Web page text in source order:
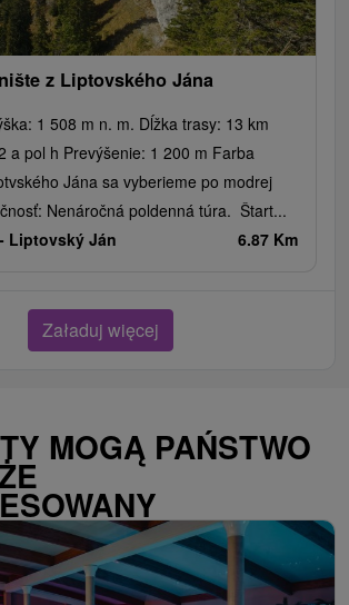
z Liptovského Jána
1 508 m n. m. Dĺžka trasy: 13 km
a pol h Prevýšenie: 1 200 m Farba
Jána sa vyberieme po modrej
Nenáročná poldenná túra. Štart...
Liptovský Ján 6.87 Km
Załaduj więcej
MOGĄ PAŃSTWO